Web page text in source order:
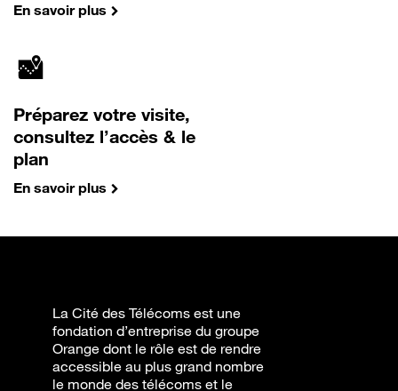
En savoir plus
Préparez votre visite,
consultez l’accès & le
plan
En savoir plus
La Cité des Télécoms est une
fondation d’entreprise du groupe
Orange dont le rôle est de rendre
accessible au plus grand nombre
le monde des télécoms et le